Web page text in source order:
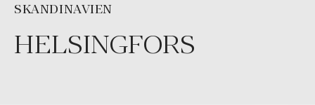
HELSINGFORS
SKANDINAVIEN